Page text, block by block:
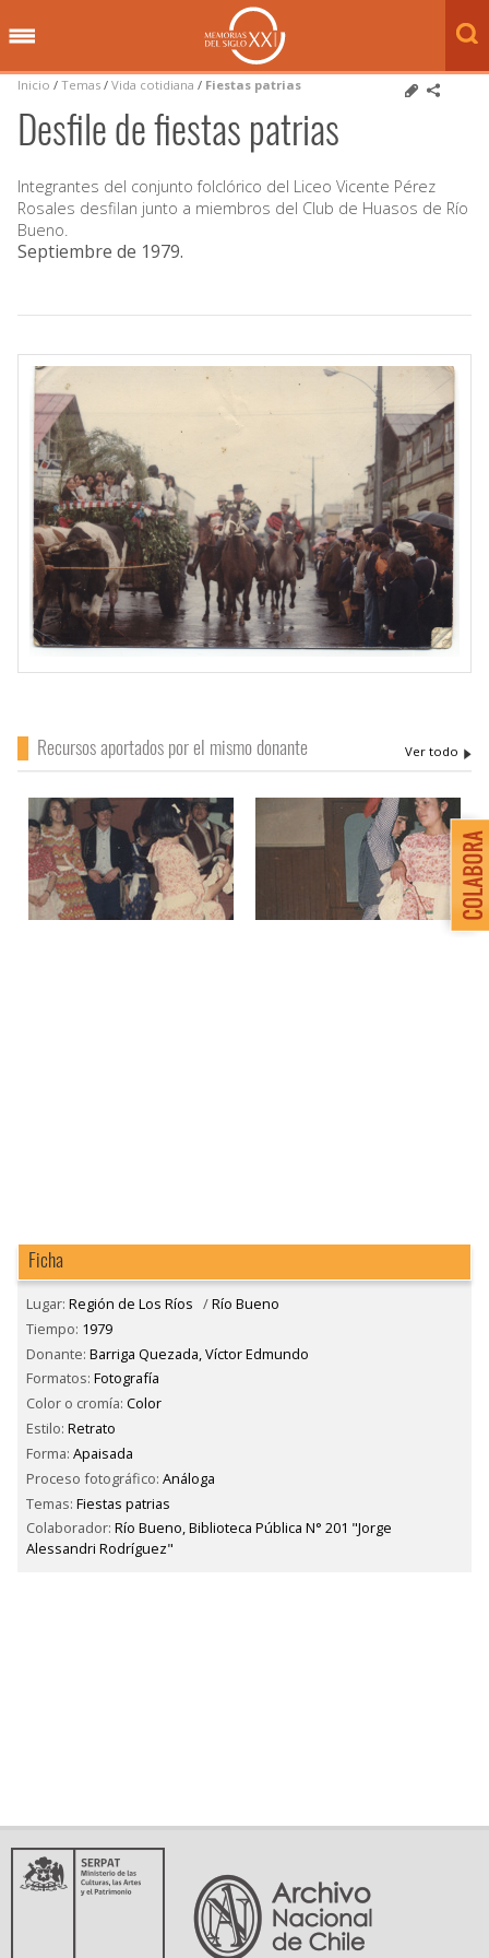
Inicio / Temas / Vida cotidiana / Fiestas patrias
Desfile de fiestas patrias
Integrantes del conjunto folclórico del Liceo Vicente Pérez
Rosales desfilan junto a miembros del Club de Huasos de Río
Bueno.
Septiembre de 1979.
Recursos aportados por el mismo donante
Ficha
Lugar: Región de Los Ríos /Río Bueno
Tiempo: 1979
Donante: Barriga Quezada, Víctor Edmundo
Formatos: Fotografía
Color o cromía: Color
Estilo: Retrato
Forma: Apaisada
Proceso fotográfico: Análoga
Temas: Fiestas patrias
Colaborador: Río Bueno, Biblioteca Pública N° 201 "Jorge
Alessandri Rodríguez"